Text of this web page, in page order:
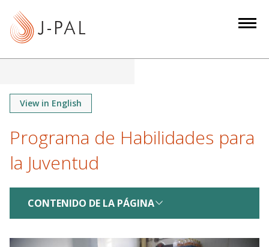
View in English
Programa de Habilidades para
la Juventud
CONTENIDO DE LA PÁGINA